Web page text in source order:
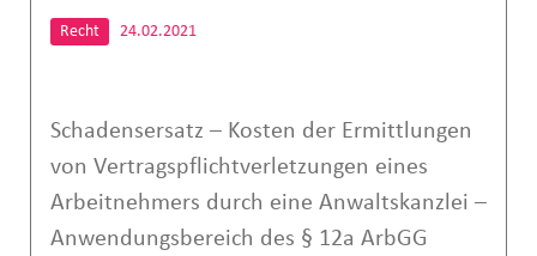
Recht 24.02.2021
Schadensersatz – Kosten der Ermittlungen
von Vertragspflichtverletzungen eines
Arbeitnehmers durch eine Anwaltskanzlei –
Anwendungsbereich des § 12a ArbGG